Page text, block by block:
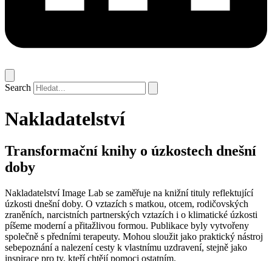
Search
Nakladatelství
Transformační knihy o úzkostech dnešní
doby
Nakladatelství Image Lab se zaměřuje na knižní tituly reflektující
úzkosti dnešní doby. O vztazích s matkou, otcem, rodičovských
zraněních, narcistních partnerských vztazích i o klimatické úzkosti
píšeme moderní a přitažlivou formou. Publikace byly vytvořeny
společně s předními terapeuty. Mohou sloužit jako praktický nástroj
sebepoznání a nalezení cesty k vlastnímu uzdravení, stejně jako
inspirace pro ty, kteří chtějí pomoci ostatním.